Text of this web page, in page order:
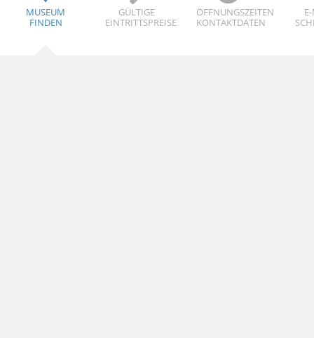
MUSEUM
FINDEN
GÜLTIGE
EINTRITTSPREISE
ÖFFNUNGSZEITEN
KONTAKTDATEN